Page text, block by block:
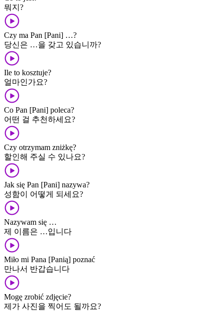
뭐지?
Czy ma Pan [Pani] …?
당신은 …을 갖고 있습니까?
Ile to kosztuje?
얼마인가요?
Co Pan [Pani] poleca?
어떤 걸 추천하세요?
Czy otrzymam zniżkę?
할인해 주실 수 있나요?
Jak się Pan [Pani] nazywa?
성함이 어떻게 되세요?
Nazywam się …
제 이름은 …입니다
Miło mi Pana [Panią] poznać
만나서 반갑습니다
Mogę zrobić zdjęcie?
제가 사진을 찍어도 될까요?